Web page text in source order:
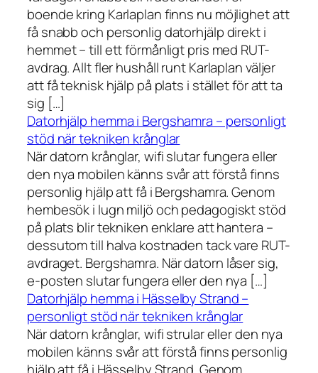
boende kring Karlaplan finns nu möjlighet att
få snabb och personlig datorhjälp direkt i
hemmet – till ett förmånligt pris med RUT-
avdrag. Allt fler hushåll runt Karlaplan väljer
att få teknisk hjälp på plats i stället för att ta
sig […]
Datorhjälp hemma i Bergshamra – personligt
stöd när tekniken krånglar
När datorn krånglar, wifi slutar fungera eller
den nya mobilen känns svår att förstå finns
personlig hjälp att få i Bergshamra. Genom
hembesök i lugn miljö och pedagogiskt stöd
på plats blir tekniken enklare att hantera –
dessutom till halva kostnaden tack vare RUT-
avdraget. Bergshamra. När datorn låser sig,
e-posten slutar fungera eller den nya […]
Datorhjälp hemma i Hässelby Strand –
personligt stöd när tekniken krånglar
När datorn krånglar, wifi strular eller den nya
mobilen känns svår att förstå finns personlig